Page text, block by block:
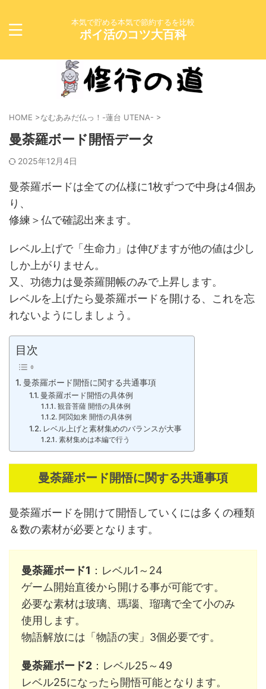
本気で貯める本気で節約するを比較
ポイ活のコツ大百科
HOME >なむあみだ仏っ！-蓮台 UTENA- >
曼荼羅ボード開悟データ
2025年12月4日
曼荼羅ボードは全ての仏様に1枚ずつで中身は4個あ
り、
修練＞仏で確認出来ます。
レベル上げで「生命力」は伸びますが他の値は少し
しか上がりません。
又、功徳力は曼荼羅開帳のみで上昇します。
レベルを上げたら曼荼羅ボードを開ける、これを忘
れないようにしましょう。
目次
曼荼羅ボード開悟に関する共通事項
曼荼羅ボード開悟の具体例
観音菩薩 開悟の具体例
阿閦如来 開悟の具体例
レベル上げと素材集めのバランスが大事
素材集めは本編で行う
曼荼羅ボード開悟に関する共通事項
曼荼羅ボードを開けて開悟していくには多くの種類
＆数の素材が必要となります。
曼荼羅ボード1 ：レベル1～24
ゲーム開始直後から開ける事が可能です。
必要な素材は玻璃、瑪瑙、瑠璃で全て小のみ
使用します。
物語解放には「物語の実」3個必要です。
曼荼羅ボード2 ：レベル25～49
レベル25になったら開悟可能となります。